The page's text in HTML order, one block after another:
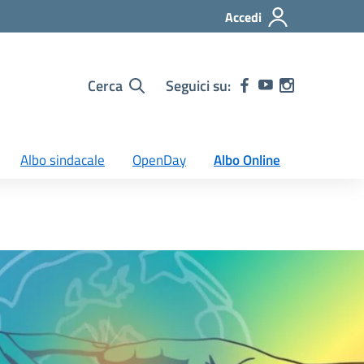
Accedi
Cerca Seguici su:
Albo sindacale OpenDay Albo Online